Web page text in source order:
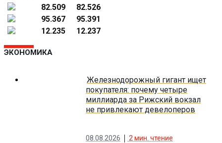
82.509
82.526
95.367
95.391
12.235
12.237
ЭКОНОМИКА
Железнодорожный гигант ищет
покупателя: почему четыре
миллиарда за Рижский вокзал
не привлекают девелоперов
08.08.2026 2 мин. чтение